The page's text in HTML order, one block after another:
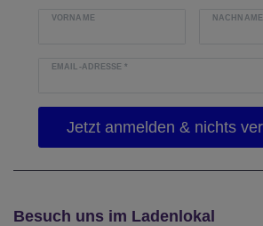
VORNAME NACHNAME
EMAIL-ADRESSE*
Besuch uns im Ladenlokal